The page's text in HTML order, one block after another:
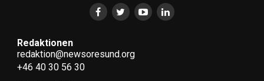
Redaktionen
redaktion@newsoresund.org
+46 40 30 56 30